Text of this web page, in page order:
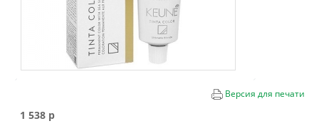
Версия для печати
1 538 p